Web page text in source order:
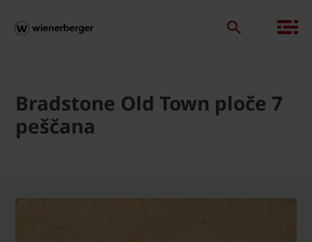
Bradstone Old Town ploče 7
peščana